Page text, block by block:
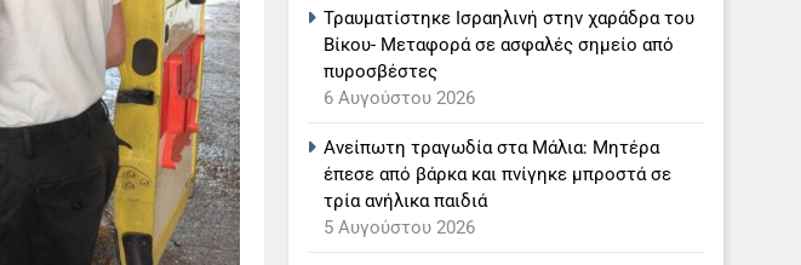
Τραυματίστηκε Ισραηλινή στην χαράδρα του
Βίκου- Μεταφορά σε ασφαλές σημείο από
πυροσβέστες
6 Αυγούστου 2026
Ανείπωτη τραγωδία στα Μάλια: Μητέρα
έπεσε από βάρκα και πνίγηκε μπροστά σε
τρία ανήλικα παιδιά
5 Αυγούστου 2026